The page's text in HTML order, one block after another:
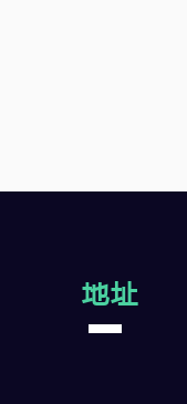
地址